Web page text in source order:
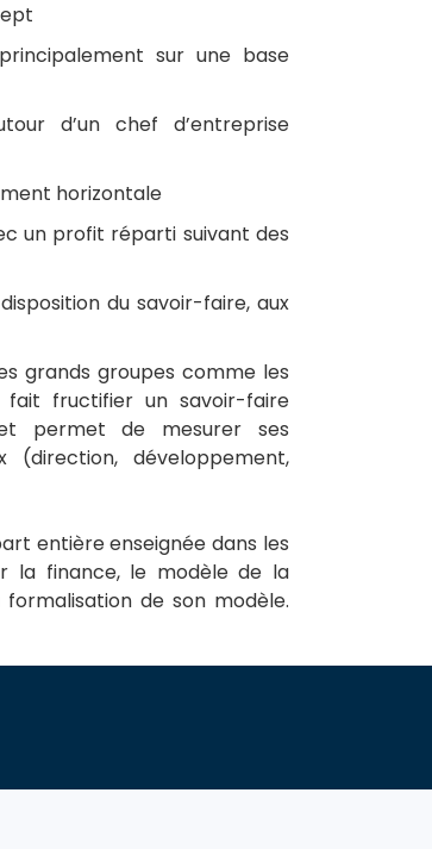
sur une base
d’un chef d’entreprise
horizontale
un profit réparti suivant des
du savoir-faire, aux
grands groupes comme les
fait fructifier un savoir-faire
permet de mesurer ses
développement,
entière enseignée dans les
la finance, le modèle de la
de son modèle.